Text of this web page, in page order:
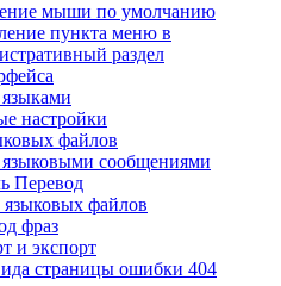
мыши по умолчанию
пункта меню в
раздел
настройки
файлов
сообщениями
Перевод
файлов
фраз
и экспорт
страницы ошибки 404